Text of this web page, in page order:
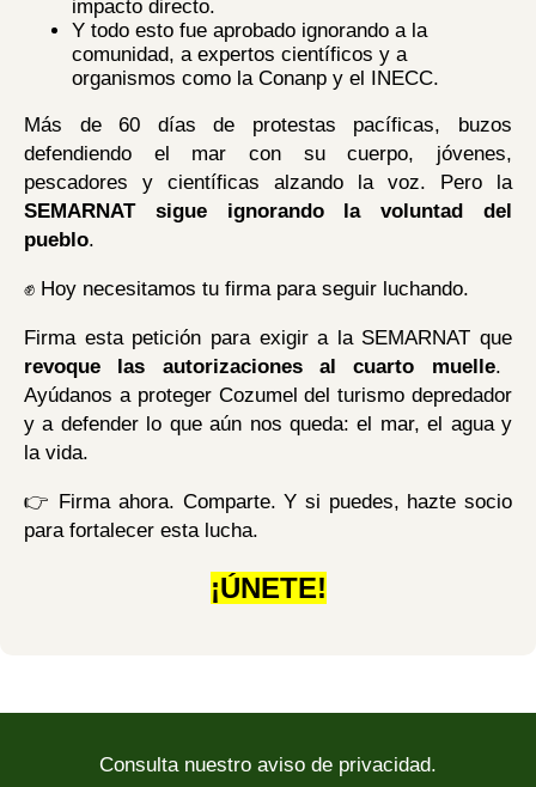
impacto directo.
Y todo esto fue aprobado ignorando a la
comunidad, a expertos científicos y a
organismos como la Conanp y el INECC.
Más de 60 días de protestas pacíficas, buzos
defendiendo el mar con su cuerpo, jóvenes,
pescadores y científicas alzando la voz. Pero la
SEMARNAT sigue ignorando la voluntad del
pueblo.
✊ Hoy necesitamos tu firma para seguir luchando.
Firma esta petición para exigir a la SEMARNAT que
revoque las autorizaciones al cuarto muelle.
Ayúdanos a proteger Cozumel del turismo depredador
y a defender lo que aún nos queda: el mar, el agua y
la vida.
👉 Firma ahora. Comparte. Y si puedes, hazte socio
para fortalecer esta lucha.
¡ÚNETE!
Consulta nuestro aviso de privacidad.